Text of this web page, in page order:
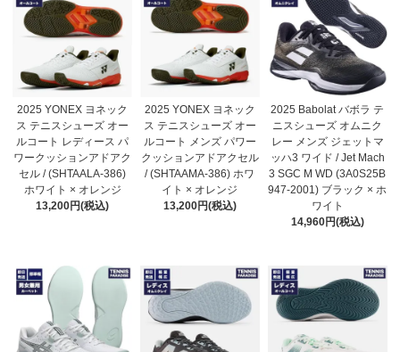
2025 YONEX ヨネック
ス テニスシューズ オー
ルコート レディース パ
ワークッションアドアク
セル / (SHTAALA-386)
ホワイト × オレンジ
13,200円(税込)
2025 YONEX ヨネック
ス テニスシューズ オー
ルコート メンズ パワー
クッションアドアクセル
/ (SHTAAMA-386) ホワ
イト × オレンジ
13,200円(税込)
2025 Babolat バボラ テ
ニスシューズ オムニク
レー メンズ ジェットマ
ッハ3 ワイド / Jet Mach
3 SGC M WD (3A0S25B
947-2001) ブラック × ホ
ワイト
14,960円(税込)